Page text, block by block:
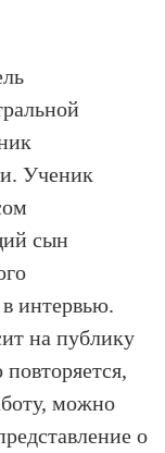
Ученик
сын
интервью.
на публику
можно
о